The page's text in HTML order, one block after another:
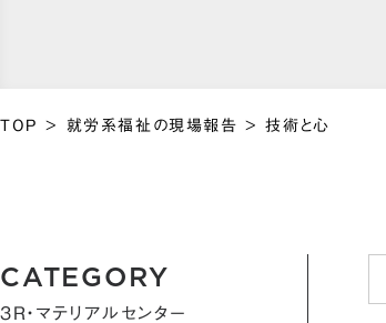
TOP > 就労系福祉の現場報告 >技術と心
CATEGORY
3R・マテリアルセンター